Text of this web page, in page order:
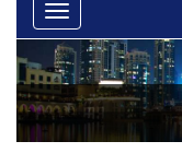
Toggle